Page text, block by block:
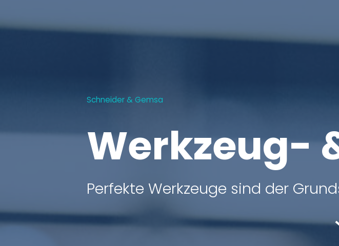
Schneider & Gemsa
Werkzeug-
Perfekte Werkzeuge sind der